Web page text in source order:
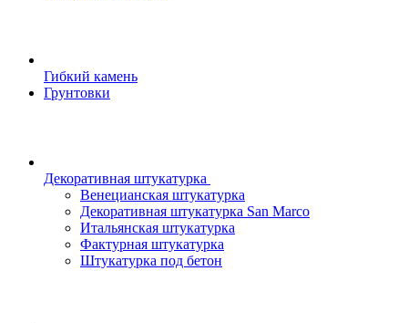
Гибкий камень
Грунтовки
Декоративная штукатурка
Венецианская штукатурка
Декоративная штукатурка San Marco
Итальянская штукатурка
Фактурная штукатурка
Штукатурка под бетон